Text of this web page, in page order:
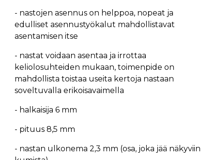
- nastojen asennus on helppoa, nopeat ja
edulliset asennustyökalut mahdollistavat
asentamisen itse
- nastat voidaan asentaa ja irrottaa
keliolosuhteiden mukaan, toimenpide on
mahdollista toistaa useita kertoja nastaan
soveltuvalla erikoisavaimella
- halkaisija 6 mm
- pituus 8,5 mm
- nastan ulkonema 2,3 mm (osa, joka jää näkyviin